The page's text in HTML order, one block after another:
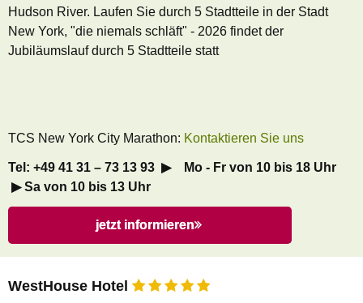
Hudson River. Laufen Sie durch 5 Stadtteile in der Stadt
New York, "die niemals schläft" - 2026 findet der
Jubiläumslauf durch 5 Stadtteile statt
TCS New York City Marathon: Kontaktieren Sie uns
Tel: +49 41 31 – 73 13 93 ▶ Mo - Fr von 10 bis 18 Uhr
▶ Sa von 10 bis 13 Uhr
jetzt informieren
WestHouse Hotel